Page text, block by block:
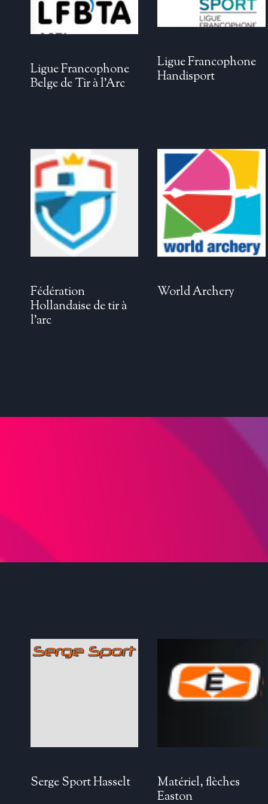
Ligue Francophone
Belge de Tir à l’Arc
Ligue Francophone
Handisport
Fédération
Hollandaise de tir à
l’arc
World Archery
Serge Sport Hasselt
Matériel, flèches
Easton